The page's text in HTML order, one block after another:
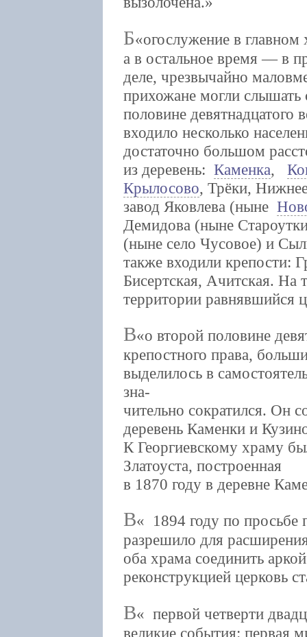
Б огослужение в
а в остальное время — в
деле, чрезвычайно
прихожане могли
половине девятнадцатого
входило несколько
достаточно большом
из деревень: Каменка,
Крылосово, Трёки,
завод Яковлева (ныне
Демидова (ныне
(ныне село Чусовое) и
также входили крепости:
Бисертская, Ачитская. На
территории равнявшийся
В о второй половине
крепостного права,
выделилось в
зна-
чительно сократился. Он
деревень Каменки и
К Георгиевскому храму
Златоуста, построенная
в 1870 году в деревне
В
1894 году по просьбе
разрешило для
оба храма соединить
реконструкцией церковь
В
первой четверти
великие события: первая